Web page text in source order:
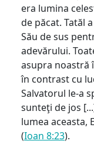
era lumina
de păcat. Tatăl
Său de sus
adevărului.
asupra noastră
în contrast cu
Salvatorul le-a
sunteţi de jos
lumea aceasta,
(Ioan 8:23).